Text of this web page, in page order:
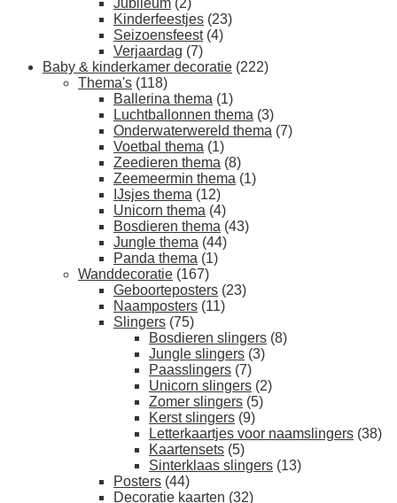
Jubileum (2)
Kinderfeestjes (23)
Seizoensfeest (4)
Verjaardag (7)
Baby & kinderkamer decoratie (222)
Thema's (118)
Ballerina thema (1)
Luchtballonnen thema (3)
Onderwaterwereld thema (7)
Voetbal thema (1)
Zeedieren thema (8)
Zeemeermin thema (1)
IJsjes thema (12)
Unicorn thema (4)
Bosdieren thema (43)
Jungle thema (44)
Panda thema (1)
Wanddecoratie (167)
Geboorteposters (23)
Naamposters (11)
Slingers (75)
Bosdieren slingers (8)
Jungle slingers (3)
Paasslingers (7)
Unicorn slingers (2)
Zomer slingers (5)
Kerst slingers (9)
Letterkaartjes voor naamslingers (38)
Kaartensets (5)
Sinterklaas slingers (13)
Posters (44)
Decoratie kaarten (32)